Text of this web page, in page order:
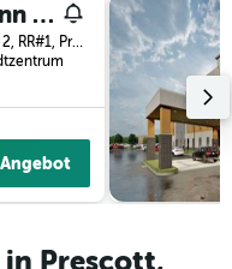
Dewar's Inn On The River
1649 County Rd 2, RR#1, Prescott, ON, Kanada
Prescott,